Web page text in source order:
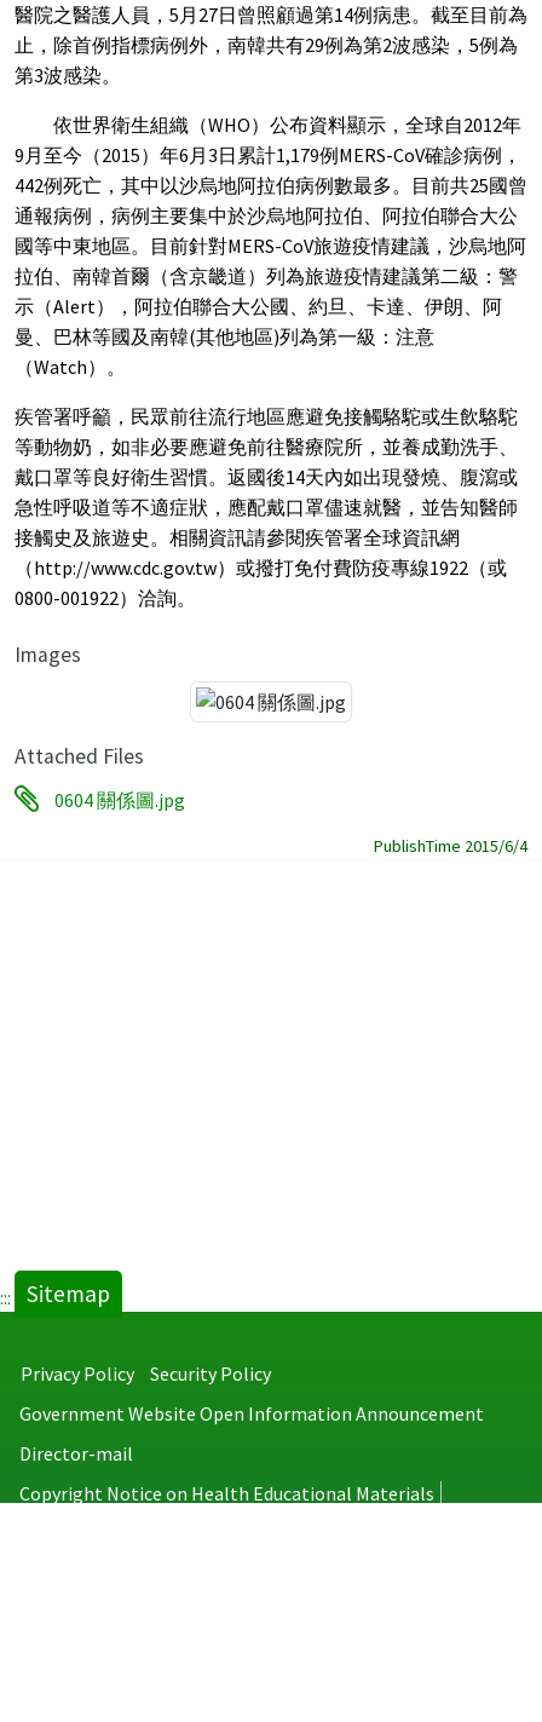
醫院之醫護人員，5月27日曾照顧過第14例病患。截至目前為
止，除首例指標病例外，南韓共有29例為第2波感染，5例為
第3波感染。
依世界衛生組織（WHO）公布資料顯示，全球自2012年
9月至今（2015）年6月3日累計1,179例MERS-CoV確診病例，
442例死亡，其中以沙烏地阿拉伯病例數最多。目前共25國曾
通報病例，病例主要集中於沙烏地阿拉伯、阿拉伯聯合大公
國等中東地區。目前針對MERS-CoV旅遊疫情建議，沙烏地阿
拉伯、南韓首爾（含京畿道）列為旅遊疫情建議第二級：警
示（Alert），阿拉伯聯合大公國、約旦、卡達、伊朗、阿
曼、巴林等國及南韓(其他地區)列為第一級：注意
（Watch）。
疾管署呼籲，民眾前往流行地區應避免接觸駱駝或生飲駱駝
等動物奶，如非必要應避免前往醫療院所，並養成勤洗手、
戴口罩等良好衛生習慣。返國後14天內如出現發燒、腹瀉或
急性呼吸道等不適症狀，應配戴口罩儘速就醫，並告知醫師
接觸史及旅遊史。相關資訊請參閱疾管署全球資訊網
（http://www.cdc.gov.tw）或撥打免付費防疫專線1922（或
0800-001922）洽詢。
Images
Attached Files
0604 關係圖.jpg
PublishTime 2015/6/4
::: Sitemap
Privacy Policy
Security Policy
Government Website Open Information Announcement
Director-mail
Copyright Notice on Health Educational Materials